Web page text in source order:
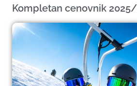
Kompletan cenovnik